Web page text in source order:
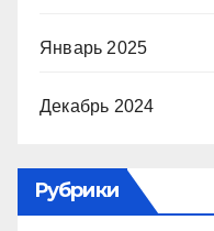
Январь 2025
Декабрь 2024
Рубрики